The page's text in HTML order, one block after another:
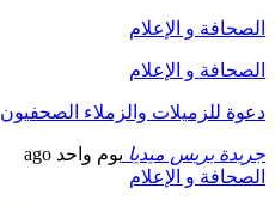
الصحافة و الإعلام
الصحافة و الإعلام
دعوة للزميلات والزملاء الصحفيون
جريدة بريس ميديا يوم واحد ago
الصحافة و الإعلام